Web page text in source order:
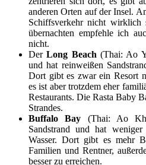
anderen Orten auf der Insel.
Schiffsverkehr nicht
übernachten empfehle ich
nicht.
DerLong Beach (Thai: Ao
und hat reinweißen
Dort gibt es zwar ein Resort
es ist aber trotzdem eher
Restaurants. Die Rasta Baby
Strandes.
Buffalo Bay (Thai: Ao
Sandstrand und hat
Wasser. Dort gibt es mehr
Familien und Rentner,
besser zu erreichen.